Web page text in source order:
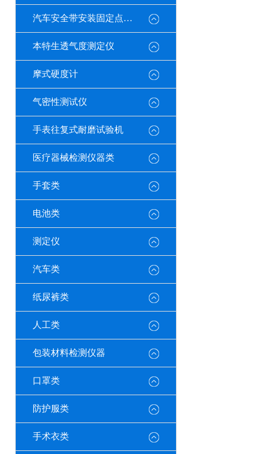
汽车安全带安装固定点测试仪
本特生透气度测定仪
摩式硬度计
气密性测试仪
手表往复式耐磨试验机
医疗器械检测仪器类
手套类
电池类
测定仪
汽车类
纸尿裤类
人工类
包装材料检测仪器
口罩类
防护服类
手术衣类